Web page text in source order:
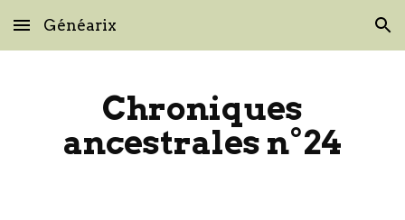
Skip to main content Skip to navigation
Généarix
Chroniques
ancestrales n°24